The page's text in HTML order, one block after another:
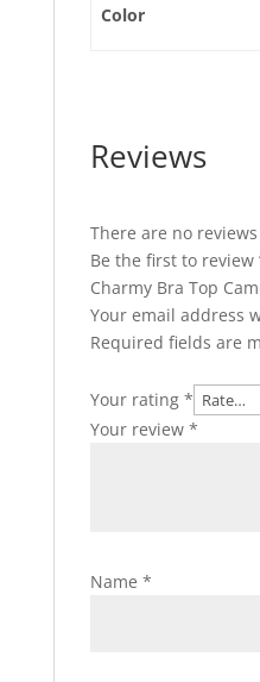
Color
Reviews
There are no
Be the first to review
Charmy Bra Top
Your email address
Required fields are
Your rating *
Your review *
Name *